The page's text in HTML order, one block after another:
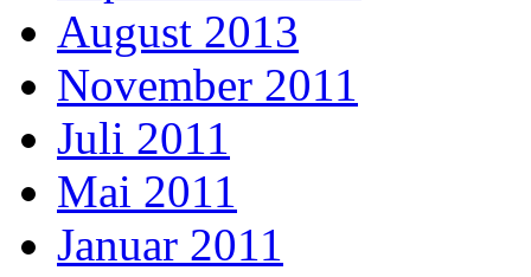
August 2013
November 2011
Juli 2011
Mai 2011
Januar 2011